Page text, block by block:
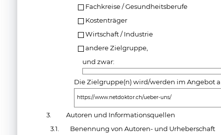
Fachkreise / Gesundheitsberufe
Kostenträger
Wirtschaft / Industrie
andere Zielgruppe,
und zwar:
Die Zielgruppe(n) wird/werden im Angebot
https://www.netdoktor.ch/ueber-uns/
3.
Autoren und Informationsquellen
3.1.
Benennung von Autoren- und Urheberschaft